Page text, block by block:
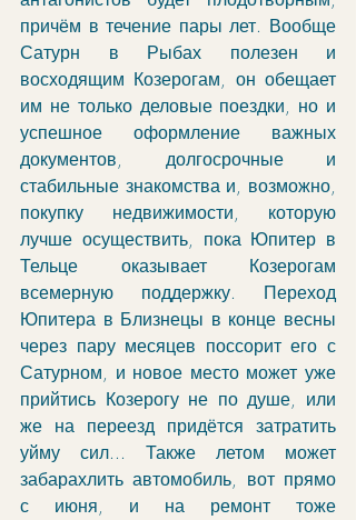
причём в течение пары лет. Вообще
Сатурн в Рыбах полезен и
восходящим Козерогам, он обещает
им не только деловые поездки, но и
успешное оформление важных
документов, долгосрочные и
стабильные знакомства и, возможно,
покупку недвижимости, которую
лучше осуществить, пока Юпитер в
Тельце оказывает Козерогам
всемерную поддержку. Переход
Юпитера в Близнецы в конце весны
через пару месяцев поссорит его с
Сатурном, и новое место может уже
прийтись Козерогу не по душе, или
же на переезд придётся затратить
уйму сил... Также летом может
забарахлить автомобиль, вот прямо
с июня, и на ремонт тоже